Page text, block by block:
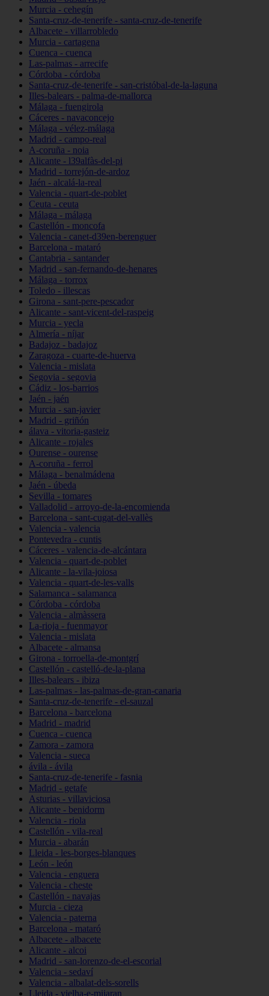
Murcia - cehegín
Santa-cruz-de-tenerife - santa-cruz-de-tenerife
Albacete - villarrobledo
Murcia - cartagena
Cuenca - cuenca
Las-palmas - arrecife
Córdoba - córdoba
Santa-cruz-de-tenerife - san-cristóbal-de-la-laguna
Illes-balears - palma-de-mallorca
Málaga - fuengirola
Cáceres - navaconcejo
Málaga - vélez-málaga
Madrid - campo-real
A-coruña - noia
Alicante - l39alfàs-del-pi
Madrid - torrejón-de-ardoz
Jaén - alcalá-la-real
Valencia - quart-de-poblet
Ceuta - ceuta
Málaga - málaga
Castellón - moncofa
Valencia - canet-d39en-berenguer
Barcelona - mataró
Cantabria - santander
Madrid - san-fernando-de-henares
Málaga - torrox
Toledo - illescas
Girona - sant-pere-pescador
Alicante - sant-vicent-del-raspeig
Murcia - yecla
Almería - níjar
Badajoz - badajoz
Zaragoza - cuarte-de-huerva
Valencia - mislata
Segovia - segovia
Cádiz - los-barrios
Jaén - jaén
Murcia - san-javier
Madrid - griñón
álava - vitoria-gasteiz
Alicante - rojales
Ourense - ourense
A-coruña - ferrol
Málaga - benalmádena
Jaén - úbeda
Sevilla - tomares
Valladolid - arroyo-de-la-encomienda
Barcelona - sant-cugat-del-vallès
Valencia - valencia
Pontevedra - cuntis
Cáceres - valencia-de-alcántara
Valencia - quart-de-poblet
Alicante - la-vila-joiosa
Valencia - quart-de-les-valls
Salamanca - salamanca
Córdoba - córdoba
Valencia - almàssera
La-rioja - fuenmayor
Valencia - mislata
Albacete - almansa
Girona - torroella-de-montgrí
Castellón - castelló-de-la-plana
Illes-balears - ibiza
Las-palmas - las-palmas-de-gran-canaria
Santa-cruz-de-tenerife - el-sauzal
Barcelona - barcelona
Madrid - madrid
Cuenca - cuenca
Zamora - zamora
Valencia - sueca
ávila - ávila
Santa-cruz-de-tenerife - fasnia
Madrid - getafe
Asturias - villaviciosa
Alicante - benidorm
Valencia - riola
Castellón - vila-real
Murcia - abarán
Lleida - les-borges-blanques
León - león
Valencia - enguera
Valencia - cheste
Castellón - navajas
Murcia - cieza
Valencia - paterna
Barcelona - mataró
Albacete - albacete
Alicante - alcoi
Madrid - san-lorenzo-de-el-escorial
Valencia - sedaví
Valencia - albalat-dels-sorells
Lleida - vielha-e-mijaran